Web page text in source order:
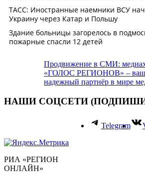
Продвижение в СМИ:
«ГОЛОС РЕГИОНОВ» – ваш
надежный партнёр в мире
НАШИ СОЦСЕТИ
Telegram
РИА «РЕГИОН
ОНЛАЙН»